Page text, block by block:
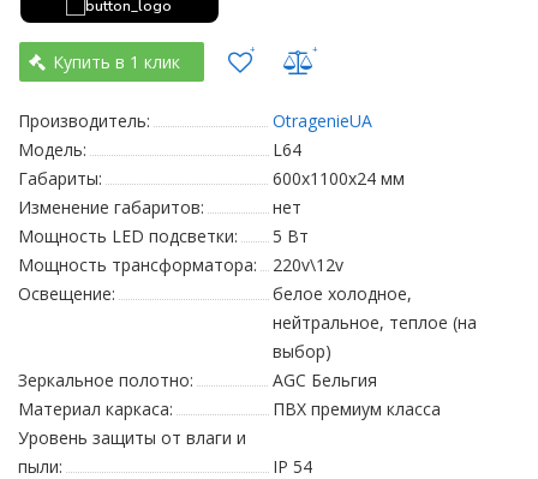
Купить в 1 клик
Производитель:
OtragenieUA
Модель:
L64
Габариты:
600х1100х24 мм
Изменение габаритов:
нет
Мощность LED подсветки:
5 Вт
Мощность трансформатора:
220v\12v
Освещение:
белое холодное,
нейтральное, теплое (на
выбор)
Зеркальное полотно:
AGC Бельгия
Материал каркаса:
ПВХ премиум класса
Уровень защиты от влаги и
пыли:
IP 54